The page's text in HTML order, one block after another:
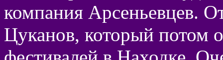
компания Арсеньевцев.
Цуканов, который потом